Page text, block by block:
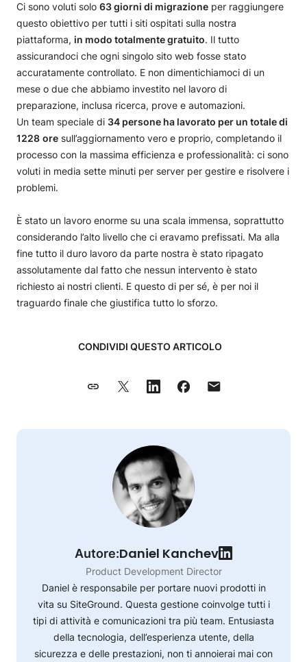
Ci sono voluti solo 63 giorni di migrazione per raggiungere
questo obiettivo per tutti i siti ospitati sulla nostra
piattaforma, in modo totalmente gratuito. Il tutto
assicurandoci che ogni singolo sito web fosse stato
accuratamente controllato. E non dimentichiamoci di un
mese o due che abbiamo investito nel lavoro di
preparazione, inclusa ricerca, prove e automazioni.
Un team speciale di 34 persone ha lavorato per un totale di
1228 ore sull’aggiornamento vero e proprio, completando il
processo con la massima efficienza e professionalità: ci sono
voluti in media sette minuti per server per gestire e risolvere i
problemi.
È stato un lavoro enorme su una scala immensa, soprattutto
considerando l’alto livello che ci eravamo prefissati. Ma alla
fine tutto il duro lavoro da parte nostra è stato ripagato
assolutamente dal fatto che nessun intervento è stato
richiesto ai nostri clienti. E questo di per sé, è per noi il
traguardo finale che giustifica tutto lo sforzo.
CONDIVIDI QUESTO ARTICOLO
Autore:Daniel Kanchev
Product Development Director
Daniel è responsabile per portare nuovi prodotti in
vita su SiteGround. Questa gestione coinvolge tutti i
tipi di attività e comunicazioni tra più team. Entusiasta
della tecnologia, dell’esperienza utente, della
sicurezza e delle prestazioni, non ti annoierai mai con